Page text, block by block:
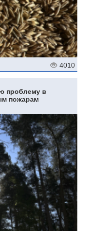
4010
проблему в
пожарам